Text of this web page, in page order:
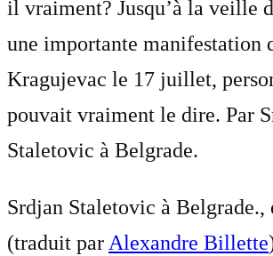
il vraiment? Jusqu’à la veille
une importante manifestation
Kragujevac le 17 juillet,
pouvait vraiment le dire. Par
Staletovic à Belgrade.
Srdjan Staletovic à Belgrade.,
(traduit parAlexandre Billette